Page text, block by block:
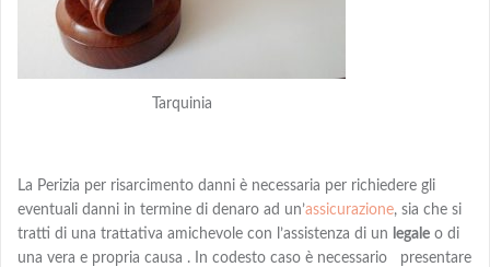
Tarquinia
La Perizia per risarcimento danni è necessaria per richiedere gli
eventuali danni in termine di denaro ad un’assicurazione, sia che si
tratti di una trattativa amichevole con l’assistenza di un legale o di
una vera e propria causa . In codesto caso è necessario presentare